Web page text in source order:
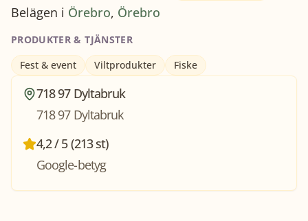
Belägen i Örebro, Örebro
PRODUKTER & TJÄNSTER
Fest & event
Viltprodukter Fiske
718 97 Dyltabruk
718 97 Dyltabruk
4,2 / 5 (213 st)
Google-betyg